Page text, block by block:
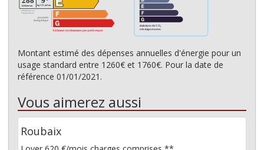
Montant estimé des dépenses annuelles d'énergie pour un
usage standard entre 1260€ et 1760€. Pour la date de
référence 01/01/2021.
Vous aimerez aussi
Roubaix